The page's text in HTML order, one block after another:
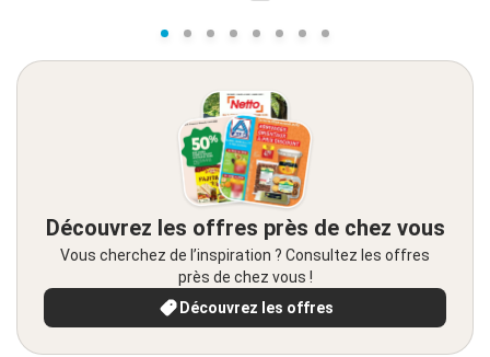
Découvrez les offres près de chez vous
Vous cherchez de l’inspiration ? Consultez les offres
près de chez vous !
Découvrez les offres